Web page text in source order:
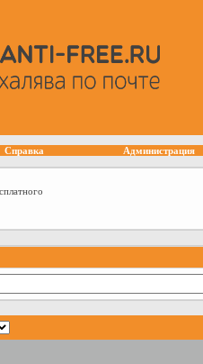
Справка Администрация